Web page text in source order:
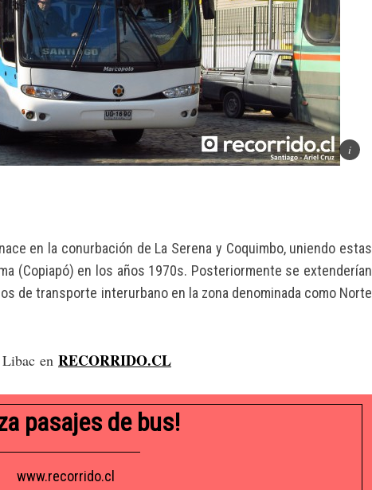
en la conurbación de La Serena y Coquimbo, uniendo estas
(Copiapó) en los años 1970s. Posteriormente se extenderían
de transporte interurbano en la zona denominada como Norte
Libac en RECORRIDO.CL
pasajes de bus!
www.recorrido.cl